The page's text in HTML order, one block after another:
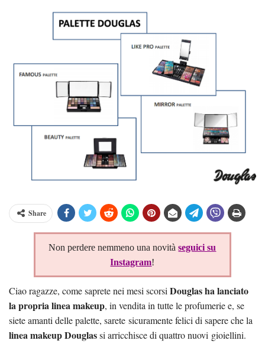
Share
Non perdere nemmeno una novitàseguici su
Instagram!
Ciao ragazze, come saprete nei mesi scorsi Douglas ha lanciato
la propria linea makeup, in vendita in tutte le profumerie e, se
siete amanti delle palette, sarete sicuramente felici di sapere che la
linea makeup Douglassi arricchisce di quattro nuovi gioiellini.